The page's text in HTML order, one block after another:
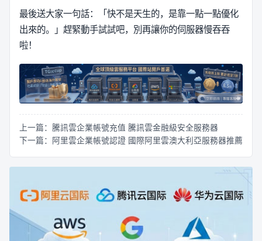
最後送大家一句話：「快不是天生的，是靠一點一點優化
出來的。」趕緊動手試試吧，別再讓你的伺服器慢吞吞
啦！
上一篇：騰訊雲企業帳號充值 騰訊雲金融級安全服務器
下一篇：阿里雲企業帳號認證 國際阿里雲澳大利亞服務器推薦